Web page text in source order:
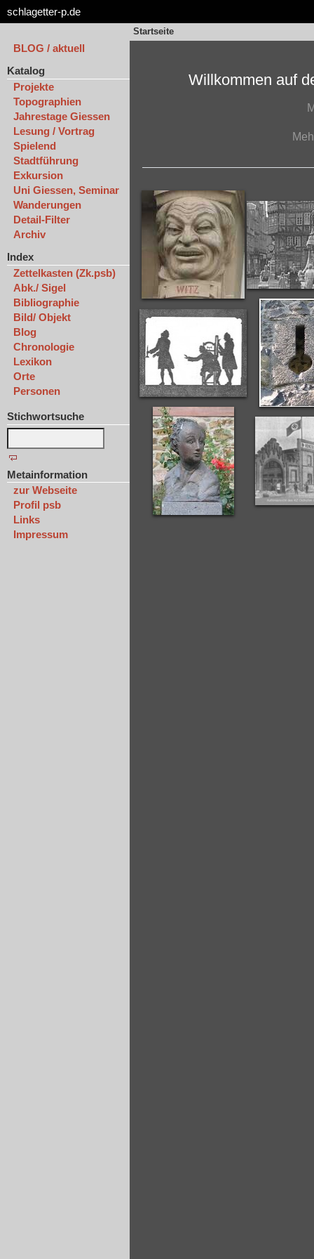
schlagetter-p.de
Startseite
BLOG / aktuell
Katalog
Projekte
Topographien
Jahrestage Giessen
Lesung / Vortrag
Spielend
Stadtführung
Exkursion
Uni Giessen, Seminar
Wanderungen
Detail-Filter
Archiv
Index
Zettelkasten (Zk.psb)
Abk./ Sigel
Bibliographie
Bild/ Objekt
Blog
Chronologie
Lexikon
Orte
Personen
Stichwortsuche
Metainformation
zur Webseite
Profil psb
Links
Impressum
Willkommen auf